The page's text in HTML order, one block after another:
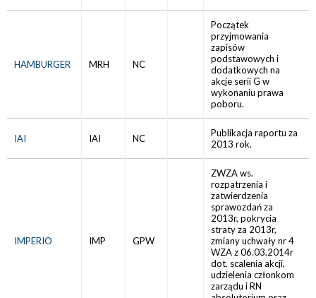
HAMBURGER MRH NC
Początek
przyjmowania
zapisów
podstawowych i
dodatkowych na
akcje serii G w
wykonaniu prawa
poboru.
IAI IAI NC
Publikacja raportu za
2013 rok.
IMPERIO IMP GPW
ZWZA ws.
rozpatrzenia i
zatwierdzenia
sprawozdań za
2013r, pokrycia
straty za 2013r,
zmiany uchwały nr 4
WZA z 06.03.2014r
dot. scalenia akcji,
udzielenia członkom
zarządu i RN